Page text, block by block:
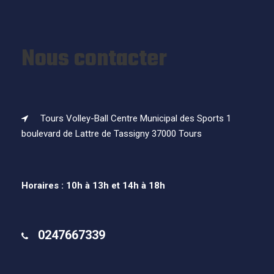
Nous contacter
Tours Volley-Ball Centre Municipal des Sports 1
boulevard de Lattre de Tassigny 37000 Tours
Horaires : 10h à 13h et 14h à 18h
0247667339